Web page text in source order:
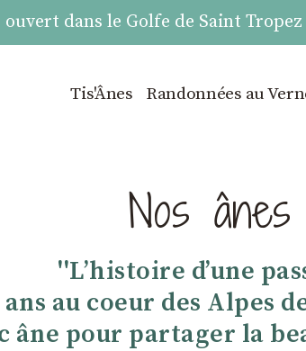
dans le Golfe de Saint Tropez
Tis'Ânes Randonnées au
Nos ânes
''Lʼhistoire dʼune
au coeur des Alpes
âne pour partager la